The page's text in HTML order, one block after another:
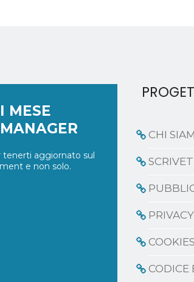
MESE
tenerti aggiornato sul
e non solo.
CHI
CODICE